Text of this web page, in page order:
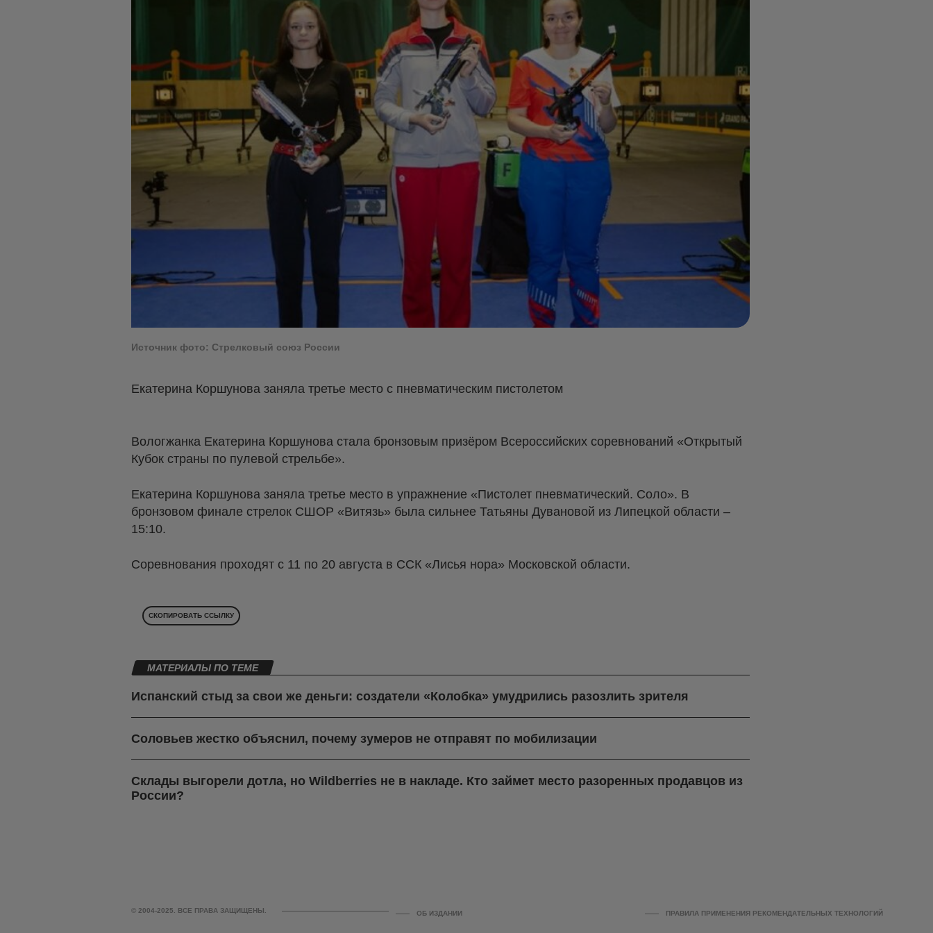
Источник фото: Стрелковый союз России
Екатерина Коршунова заняла третье место с пневматическим пистолетом
Вологжанка Екатерина Коршунова стала бронзовым призёром Всероссийских соревнований «Открытый
Кубок страны по пулевой стрельбе».
Екатерина Коршунова заняла третье место в упражнение «Пистолет пневматический. Соло». В
бронзовом финале стрелок СШОР «Витязь» была сильнее Татьяны Дувановой из Липецкой области –
15:10.
Соревнования проходят с 11 по 20 августа в ССК «Лисья нора» Московской области.
СКОПИРОВАТЬ ССЫЛКУ
МАТЕРИАЛЫ ПО ТЕМЕ
Испанский стыд за свои же деньги: создатели «Колобка» умудрились разозлить зрителя
Соловьев жестко объяснил, почему зумеров не отправят по мобилизации
Склады выгорели дотла, но Wildberries не в накладе. Кто займет место разоренных продавцов из
России?
© 2004-2025. ВСЕ ПРАВА ЗАЩИЩЕНЫ. ОБ ИЗДАНИИ ПРАВИЛА ПРИМЕНЕНИЯ РЕКОМЕНДАТЕЛЬНЫХ ТЕХНОЛОГИЙ